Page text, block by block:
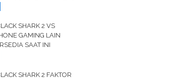
SHARK 2 VS
GAMING LAIN
SAAT INI
SHARK 2 FAKTOR